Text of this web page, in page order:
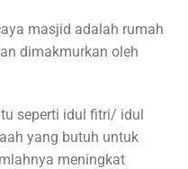
masjid adalah rumah
dimakmurkan oleh
seperti idul fitri/ idul
yang butuh untuk
meningkat